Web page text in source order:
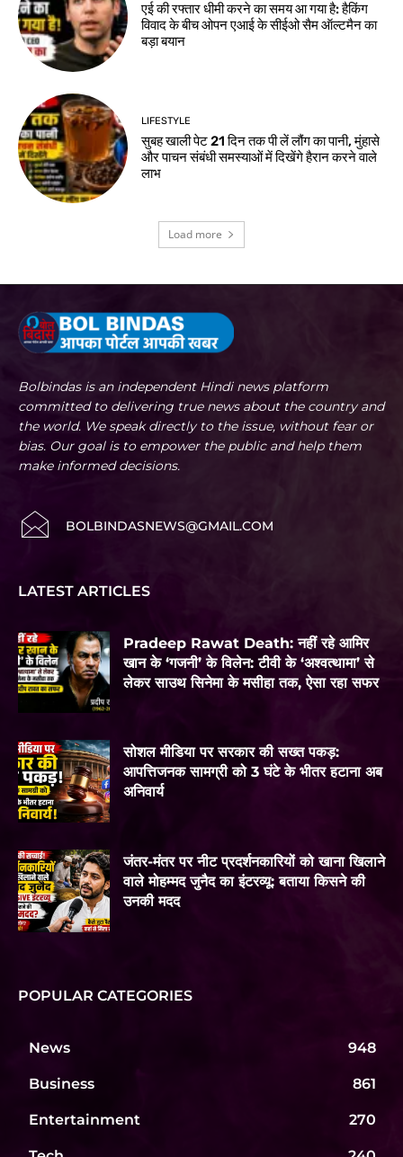
एई की रफ्तार धीमी करने का समय आ गया है: हैकिंग
विवाद के बीच ओपन एआई के सीईओ सैम ऑल्टमैन का
बड़ा बयान
LIFESTYLE
सुबह खाली पेट 21 दिन तक पी लें लौंग का पानी, मुंहासे
और पाचन संबंधी समस्याओं में दिखेंगे हैरान करने वाले
लाभ
Load more
Bolbindas is an independent Hindi news platform
committed to delivering true news about the country and
the world. We speak directly to the issue, without fear or
bias. Our goal is to empower the public and help them
make informed decisions.
BOLBINDASNEWS@GMAIL.COM
LATEST ARTICLES
Pradeep Rawat Death: नहीं रहे आमिर
खान के ‘गजनी’ के विलेन: टीवी के ‘अश्वत्थामा’ से
लेकर साउथ सिनेमा के मसीहा तक, ऐसा रहा सफर
सोशल मीडिया पर सरकार की सख्त पकड़:
आपत्तिजनक सामग्री को 3 घंटे के भीतर हटाना अब
अनिवार्य
जंतर-मंतर पर नीट प्रदर्शनकारियों को खाना खिलाने
वाले मोहम्मद जुनैद का इंटरव्यू: बताया किसने की
उनकी मदद
POPULAR CATEGORIES
News 948
Business 861
Entertainment 270